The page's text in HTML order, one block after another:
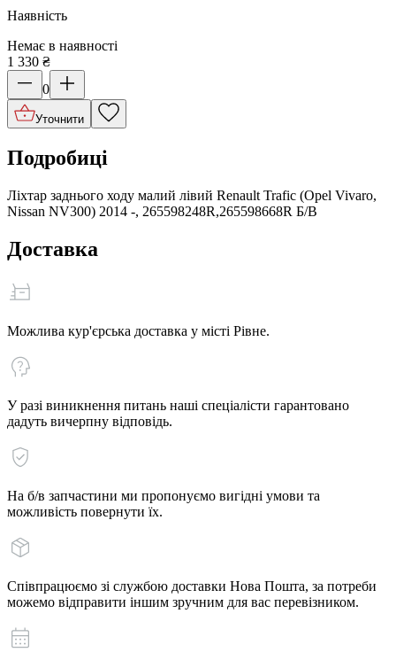
Наявність
Немає в наявності
1 330 ₴
0
Уточнити
Подробиці
Ліхтар заднього ходу малий лівий Renault Trafic (Opel Vivaro,
Nissan NV300) 2014 -, 265598248R,265598668R Б/В
Доставка
Можлива кур'єрська доставка у місті Рівне.
У разі виникнення питань наші спеціалісти гарантовано
дадуть вичерпну відповідь.
На б/в запчастини ми пропонуємо вигідні умови та
можливість повернути їх.
Співпрацюємо зі службою доставки Нова Пошта, за потреби
можемо відправити іншим зручним для вас перевізником.